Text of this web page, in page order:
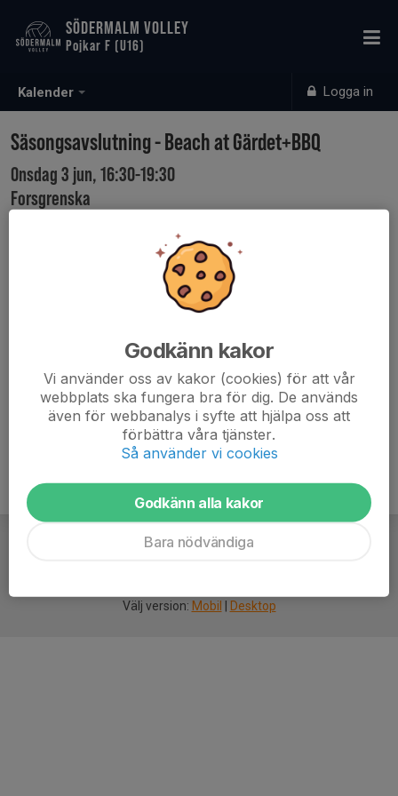
Kalender Logga in
SÖDERMALM VOLLEY
Pojkar F (U16)
Säsongsavslutning - Beach at Gärdet+BBQ
Onsdag 3 jun, 16:30-19:30
Forsgrenska
Ledare på plats från 16:00 - spelare turas om att hjälpa
till sätta upp nät, göra i ordning till träning.
Välj version: Mobil Desktop
Godkänn kakor
Vi använder oss av kakor (cookies) för att vår
webbplats ska fungera bra för dig. De används
även för webbanalys i syfte att hjälpa oss att
förbättra våra tjänster.
Så använder vi cookies
Godkänn alla kakor
Bara nödvändiga